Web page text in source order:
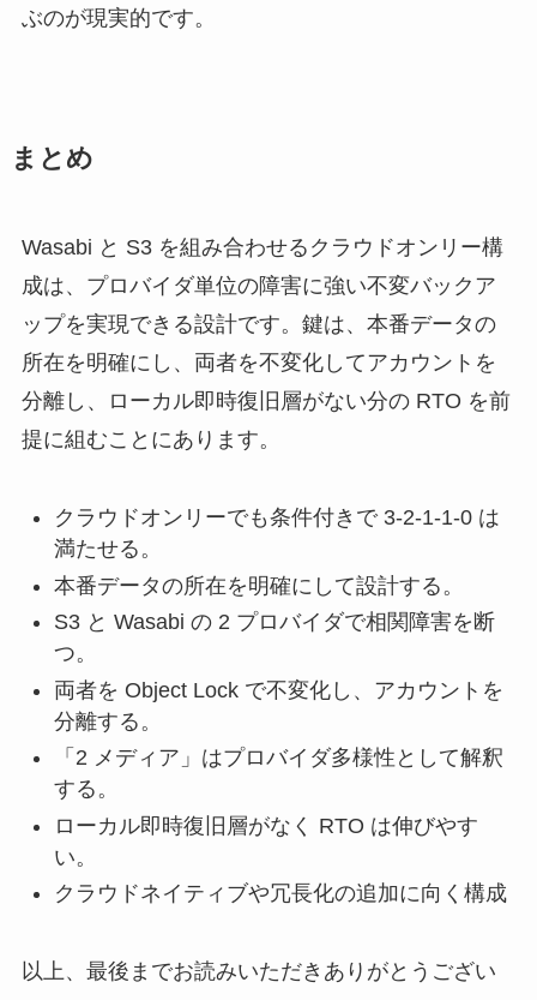
ぶのが現実的です。
まとめ
Wasabi と S3 を組み合わせるクラウドオンリー構
成は、プロバイダ単位の障害に強い不変バックア
ップを実現できる設計です。鍵は、本番データの
所在を明確にし、両者を不変化してアカウントを
分離し、ローカル即時復旧層がない分の RTO を前
提に組むことにあります。
クラウドオンリーでも条件付きで 3-2-1-1-0 は
満たせる。
本番データの所在を明確にして設計する。
S3 と Wasabi の 2 プロバイダで相関障害を断
つ。
両者を Object Lock で不変化し、アカウントを
分離する。
「2 メディア」はプロバイダ多様性として解釈
する。
ローカル即時復旧層がなく RTO は伸びやす
い。
クラウドネイティブや冗長化の追加に向く構成
以上、最後までお読みいただきありがとうござい